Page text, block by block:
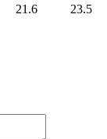
21.6
23.5